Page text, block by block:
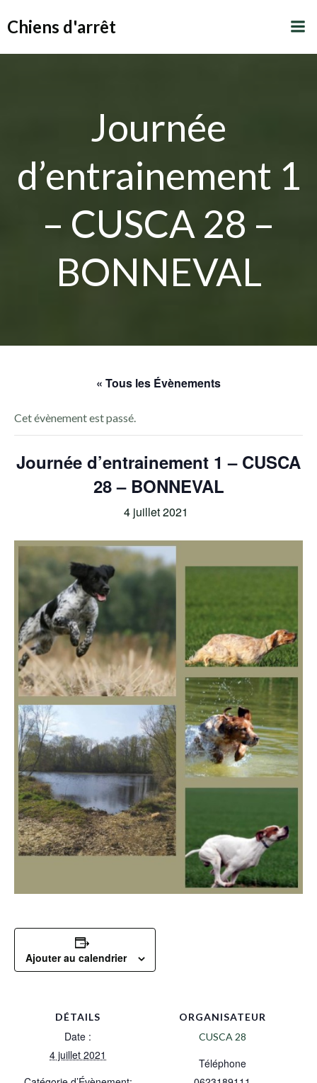
Chiens d'arrêt
Journée
d’entrainement 1
– CUSCA 28 –
BONNEVAL
« Tous les Évènements
Cet évènement est passé.
Journée d’entrainement 1 – CUSCA
28 – BONNEVAL
4 juillet 2021
Ajouter au calendrier
DÉTAILS
Date :
4 juillet 2021
ORGANISATEUR
CUSCA 28
Téléphone